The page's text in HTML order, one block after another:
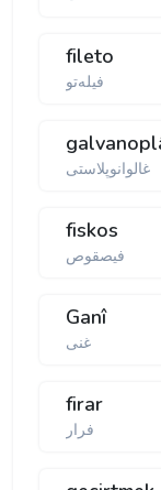
fileto
فیله‌تو
غالوانوپلاستی
fiskos
فیصقوص
Ganî
غنی
firar
فرار